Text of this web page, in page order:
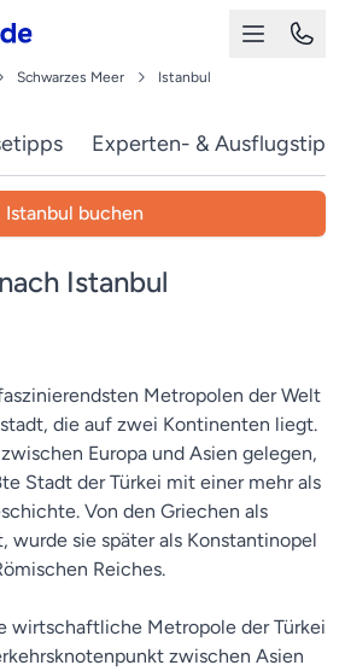
Schwarzes Meer Istanbul
Experten- &
Istanbul buchen
Istanbul
Metropolen der Welt
die auf zwei Kontinenten liegt.
Europa und Asien gelegen,
Stadt der Türkei mit einer mehr als
Von den Griechen als
wurde sie später als Konstantinopel
Reiches.
wirtschaftliche Metropole der Türkei
zwischen Asien